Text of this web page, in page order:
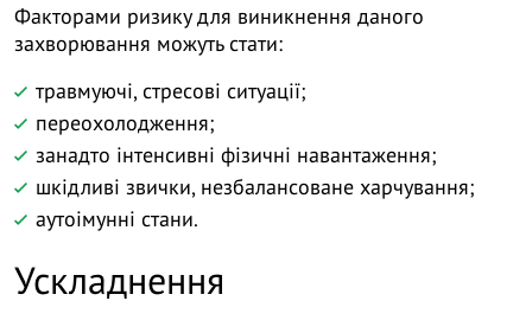
Факторами ризику для виникнення даного
захворювання можуть стати:
травмуючі, стресові ситуації;
переохолодження;
занадто інтенсивні фізичні навантаження;
шкідливі звички, незбалансоване харчування;
аутоімунні стани.
Ускладнення